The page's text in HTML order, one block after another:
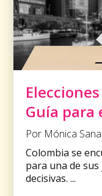
Guía para
Por Mónica
Colombia se
para una de
decisivas. ...